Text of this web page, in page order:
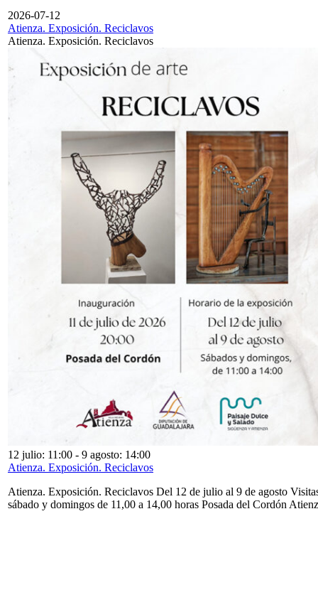
2026-07-12
Atienza. Exposición. Reciclavos
Atienza. Exposición. Reciclavos
12 julio: 11:00 - 9 agosto: 14:00
Atienza. Exposición. Reciclavos
Atienza. Exposición. Reciclavos Del 12 de julio al 9 de agosto
sábado y domingos de 11,00 a 14,00 horas Posada del Cordón